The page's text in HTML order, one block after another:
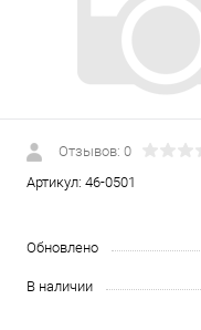
Отзывов: 0
Артикул: 46-0501
Обновлено
В наличии